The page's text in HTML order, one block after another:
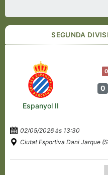
SEGUNDA
0
Espanyol II
02/05/2026 às 13:30
Ciutat Esportiva Dani Jarque